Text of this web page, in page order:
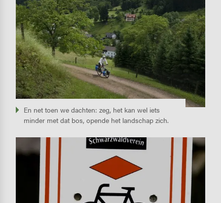
En net toen we dachten: zeg, het kan wel iets
minder met dat bos, opende het landschap zich.